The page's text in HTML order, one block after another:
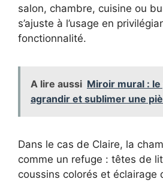
salon, chambre, cuisine ou
s’ajuste à l’usage en
fonctionnalité.
A lire aussi Miroir mural :
agrandir et sublimer une
Dans le cas de Claire, la
comme un refuge : têtes de
coussins colorés et éclairage